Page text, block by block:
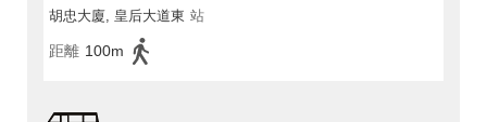
胡忠大廈, 皇后大道東 站
距離 100m